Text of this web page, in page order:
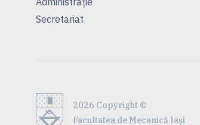
Secretariat
2026 Copyright ©
Facultatea de Mecanică Iaşi